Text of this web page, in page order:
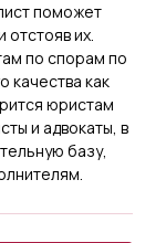
поможет
их.
по спорам по
качества как
юристам
и адвокаты, в
базу,